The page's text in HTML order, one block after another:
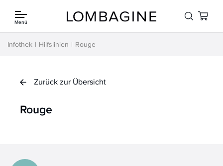
Menü
Infothek Hilfslinien Rouge
Zurück zur Übersicht
Rouge